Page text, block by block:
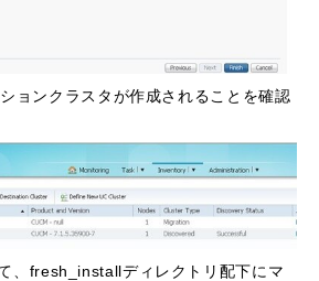
ョンクラスタが作成されることを確認
、fresh_installディレクトリ配下にマ